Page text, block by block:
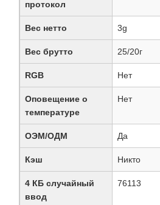
протокол
Вес нетто 3g
Вес брутто 25/20г
RGB Нет
Оповещение о
температуре
Нет
ОЭМ/ОДМ Да
Кэш Никто
4 КБ случайный
ввод
76113